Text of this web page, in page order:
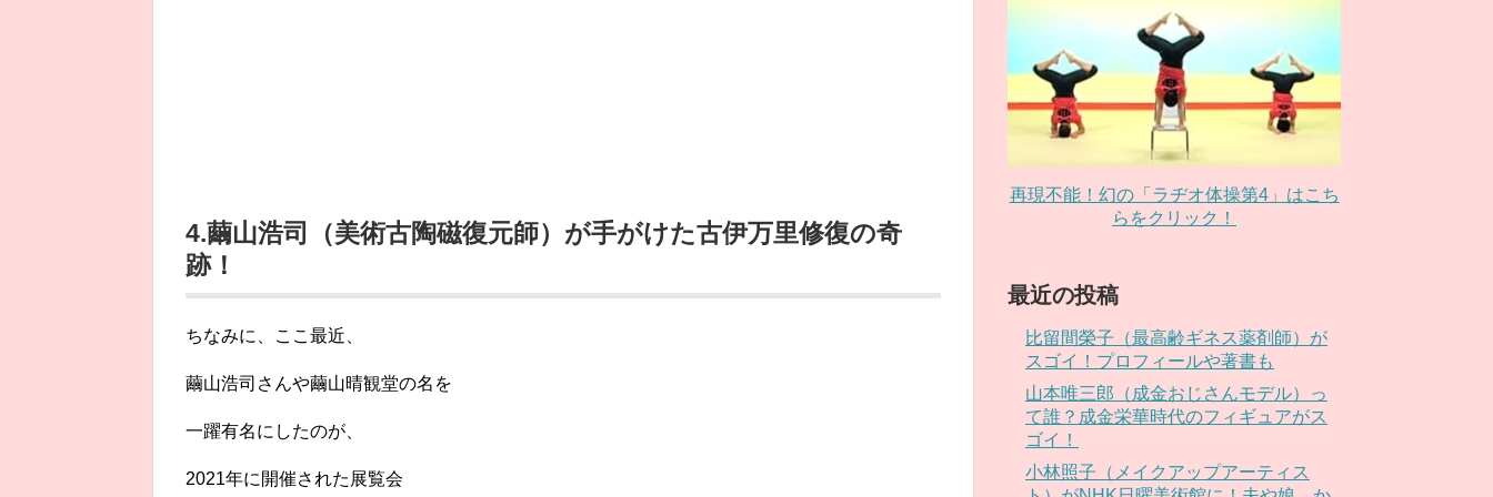
4.繭山浩司（美術古陶磁復元師）が手がけた古伊万里修復の奇
跡！
ちなみに、ここ最近、
繭山浩司さんや繭山晴観堂の名を
一躍有名にしたのが、
2021年に開催された展覧会
再現不能！幻の「ラヂオ体操第4」はこち
らをクリック！
最近の投稿
比留間榮子（最高齢ギネス薬剤師）が
スゴイ！プロフィールや著書も
山本唯三郎（成金おじさんモデル）っ
て誰？成金栄華時代のフィギュアがス
ゴイ！
小林照子（メイクアップアーティス